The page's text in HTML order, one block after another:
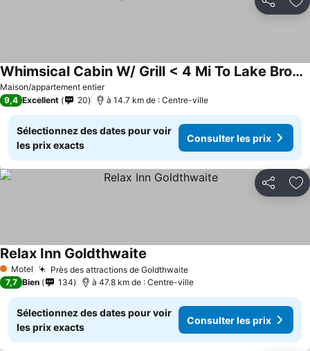
Partager
Maison/appartement entier
Whimsical Cabin W/ Grill < 4 Mi To Lake Brownwood!
9,4 Excellent 20 à 14.7 km de : Centre-ville
Sélectionnez des dates pour voir
les prix exacts
Consulter les prix
Partager
1 Étoiles
Motel Près des attractions de Goldthwaite
Relax Inn Goldthwaite
7,7 Bien 134 à 47.8 km de : Centre-ville
Sélectionnez des dates pour voir
les prix exacts
Consulter les prix